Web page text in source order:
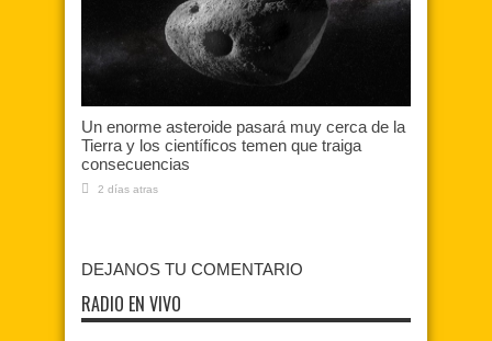
Un enorme asteroide pasará muy cerca de la
Tierra y los científicos temen que traiga
consecuencias
2 días atras
DEJANOS TU COMENTARIO
RADIO EN VIVO